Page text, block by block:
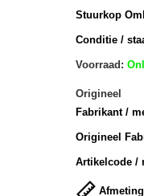
Stuurkop
Conditie /
Voorraad:
Origineel
Fabrikant /
Origineel
Artikelcode /